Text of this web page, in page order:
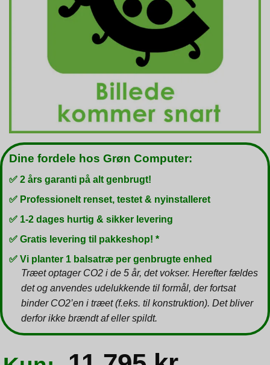
Dine fordele hos Grøn Computer:
✅ 2 års garanti på alt genbrugt!
✅ Professionelt renset, testet & nyinstalleret
✅ 1-2 dages hurtig & sikker levering
✅ Gratis levering til pakkeshop! *
✅ Vi planter 1 balsatræ per genbrugte enhed
Træet optager CO2 i de 5 år, det vokser. Herefter fældes
det og anvendes udelukkende til formål, der fortsat
binder CO2’en i træet (f.eks. til konstruktion). Det bliver
derfor ikke brændt af eller spildt.